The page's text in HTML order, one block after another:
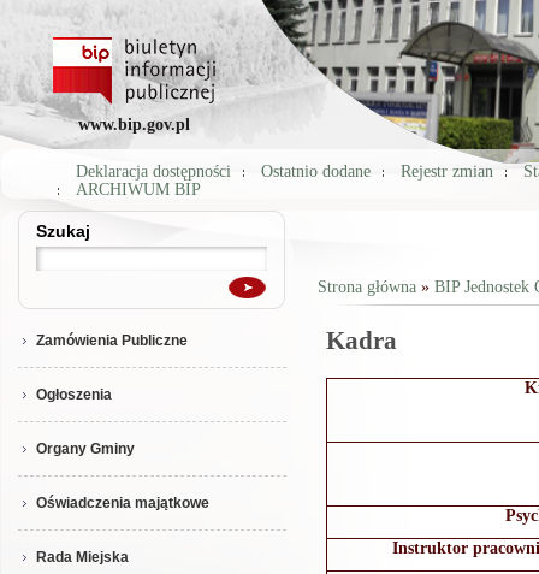
www.bip.gov.pl
Deklaracja dostępności Ostatnio dodane Rejestr zmian
ARCHIWUM BIP
Szukaj
Szukaj
Zamówienia Publiczne
Ogłoszenia
Organy Gminy
Oświadczenia majątkowe
Rada Miejska
Jesteś tutaj
Strona główna» BIP Jednostek
Kadra
Instruktor